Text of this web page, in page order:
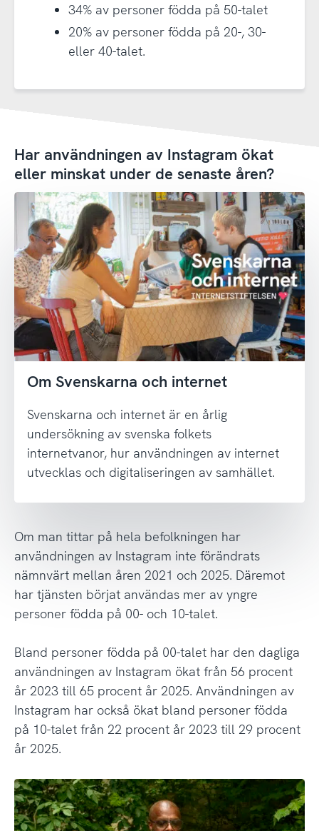
34% av personer födda på 50-talet
20% av personer födda på 20-, 30-
eller 40-talet.
Har användningen av Instagram ökat
eller minskat under de senaste åren?
Om Svenskarna och internet
Svenskarna och internet är en årlig
undersökning av svenska folkets
internetvanor, hur användningen av internet
utvecklas och digitaliseringen av samhället.
Om man tittar på hela befolkningen har
användningen av Instagram inte förändrats
nämnvärt mellan åren 2021 och 2025. Däremot
har tjänsten börjat användas mer av yngre
personer födda på 00- och 10-talet.
Bland personer födda på 00-talet har den dagliga
användningen av Instagram ökat från 56 procent
år 2023 till 65 procent år 2025. Användningen av
Instagram har också ökat bland personer födda
på 10-talet från 22 procent år 2023 till 29 procent
år 2025.